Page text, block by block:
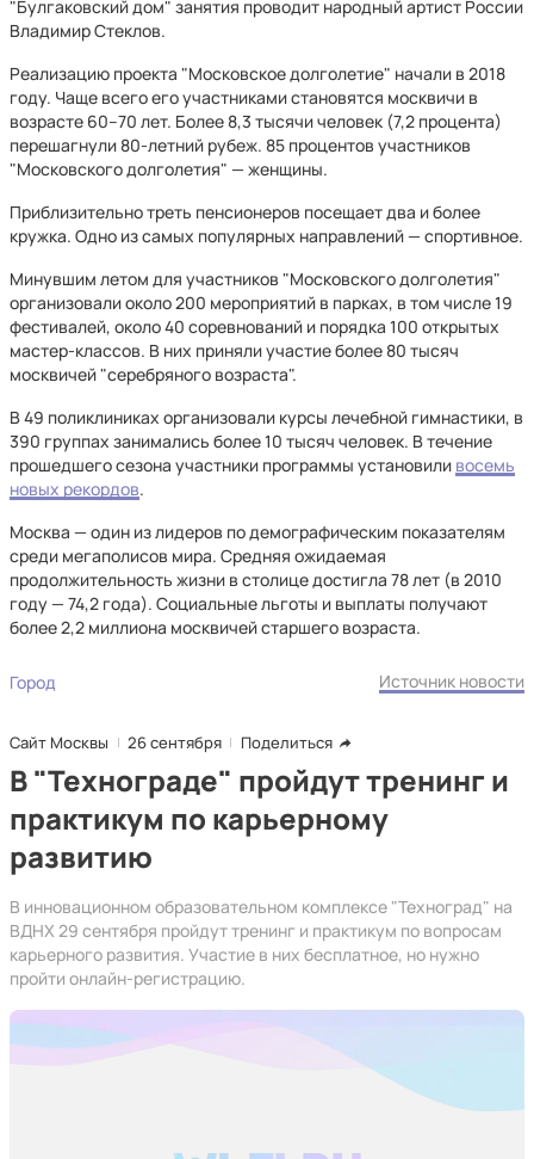
"Булгаковский дом" занятия проводит народный артист России
Владимир Стеклов.
Реализацию проекта "Московское долголетие" начали в 2018
году. Чаще всего его участниками становятся москвичи в
возрасте 60–70 лет. Более 8,3 тысячи человек (7,2 процента)
перешагнули 80-летний рубеж. 85 процентов участников
"Московского долголетия" — женщины.
Приблизительно треть пенсионеров посещает два и более
кружка. Одно из самых популярных направлений — спортивное.
Минувшим летом для участников "Московского долголетия"
организовали около 200 мероприятий в парках, в том числе 19
фестивалей, около 40 соревнований и порядка 100 открытых
мастер-классов. В них приняли участие более 80 тысяч
москвичей "серебряного возраста".
В 49 поликлиниках организовали курсы лечебной гимнастики, в
390 группах занимались более 10 тысяч человек. В течение
прошедшего сезона участники программы установили восемь
новых рекордов.
Москва — один из лидеров по демографическим показателям
среди мегаполисов мира. Средняя ожидаемая
продолжительность жизни в столице достигла 78 лет (в 2010
году — 74,2 года). Социальные льготы и выплаты получают
более 2,2 миллиона москвичей старшего возраста.
Город Источник новости
Сайт Москвы 26 сентября Поделиться
В "Технограде" пройдут тренинг и
практикум по карьерному
развитию
В инновационном образовательном комплексе "Техноград" на
ВДНХ 29 сентября пройдут тренинг и практикум по вопросам
карьерного развития. Участие в них бесплатное, но нужно
пройти онлайн-регистрацию.